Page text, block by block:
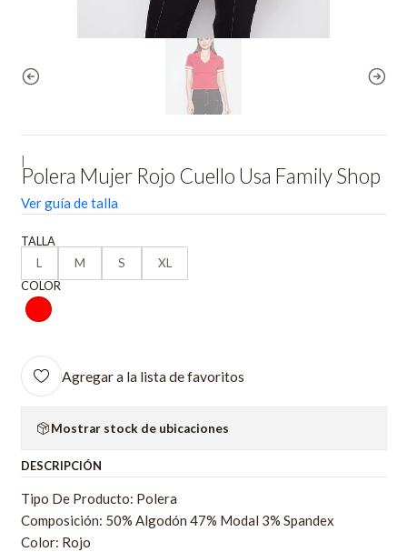
Polera Mujer Rojo Cuello Usa Family Shop
Ver guía de talla
TALLA
L
M S
XL
COLOR
Agregar a la lista de favoritos
Mostrar stock de ubicaciones
DESCRIPCIÓN
Tipo De Producto: Polera
Composición: 50% Algodón 47% Modal 3% Spandex
Color: Rojo